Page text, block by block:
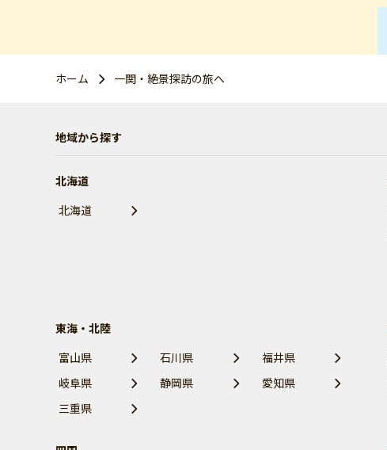
ホーム 一関・絶景探訪の旅へ
地域から探す
北海道
北海道
東海・北陸
富山県
石川県
福井県
岐阜県
静岡県
愛知県
三重県